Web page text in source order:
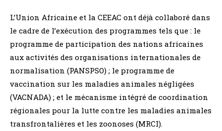
L’Union Africaine et la CEEAC ont déjà collaboré dans
le cadre de l’exécution des programmes tels que : le
programme de participation des nations africaines
aux activités des organisations internationales de
normalisation (PANSPSO) ; le programme de
vaccination sur les maladies animales négligées
(VACNADA) ; et le mécanisme intégré de coordination
régionales pour la lutte contre les maladies animales
transfrontalières et les zoonoses (MRCI).